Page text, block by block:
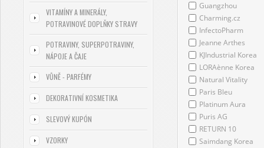
VITAMÍNY A MINERÁLY,
POTRAVINOVÉ DOPLŇKY STRAVY
POTRAVINY, SUPERPOTRAVINY,
NÁPOJE A ČAJE
VŮNĚ - PARFÉMY
DEKORATIVNÍ KOSMETIKA
SLEVOVÝ KUPÓN
VZORKY
Guangzhou
Charming.cz
InfectoPharm
Jeanne Arthes
KJIndustrial Korea
LORAènne Korea
Natural Vitality
Paris Bleu
Platinum Aura
Puris AG
RETURN 10
Saimdang Korea